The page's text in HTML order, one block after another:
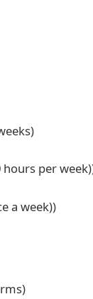
per
a week))